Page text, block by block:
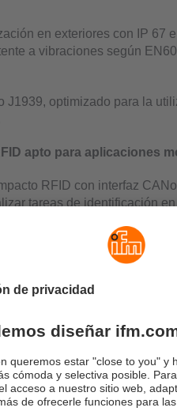
en exteriores con IP 67
a vibraciones según
J1939, optimizado para la
apto para aplicaciones
RFID con interfaz
tareas de identificación
de construcción.
diversos componentes y
ajustes.
intervalos de mantenimiento y
automáticamente, ya que
configuración de
aumenta.